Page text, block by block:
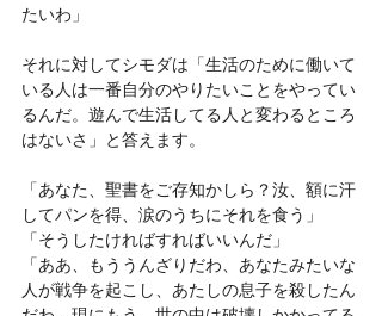
たいわ」
それに対してシモダは「生活のために働いて
いる人は一番自分のやりたいことをやってい
るんだ。遊んで生活してる人と変わるところ
はないさ」と答えます。
「あなた、聖書をご存知かしら？汝、額に汗
してパンを得、涙のうちにそれを食う」
「そうしたければすればいいんだ」
「ああ、もううんざりだわ、あなたみたいな
人が戦争を起こし、あたしの息子を殺したん